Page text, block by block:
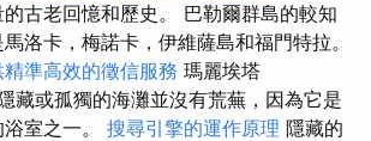
古老回憶和歷史。 巴勒爾群島的較知
洛卡，梅諾卡，伊維薩島和福門特拉。
準高效的徵信服務 瑪麗埃塔
藏或孤獨的海灘並沒有荒蕪，因為它是
室之一。 搜尋引擎的運作原理 隱藏的